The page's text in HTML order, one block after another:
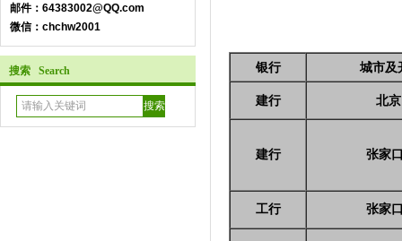
邮件：64383002@QQ.com
微信：chchw2001
搜索 Search 银行 城市及
建行 北
建行 张家
工行 张家